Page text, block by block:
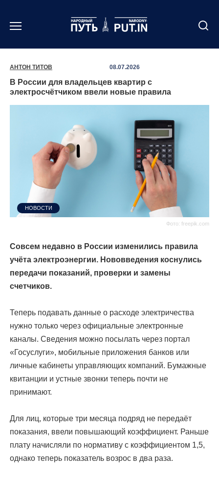
содержанию
АНТОН ТИТОВ 08.07.2026
В России для владельцев квартир с
электросчётчиком ввели новые правила
Фото: freepik.com
НОВОСТИ
Совсем недавно в России изменились правила
учёта электроэнергии. Нововведения коснулись
передачи показаний, проверки и замены
счетчиков.
Теперь подавать данные о расходе электричества
нужно только через официальные электронные
каналы. Сведения можно посылать через портал
«Госуслуги», мобильные приложения банков или
личные кабинеты управляющих компаний. Бумажные
квитанции и устные звонки теперь почти не
принимают.
Для лиц, которые три месяца подряд не передаёт
показания, ввели повышающий коэффициент. Раньше
плату начисляли по нормативу с коэффициентом 1,5,
однако теперь показатель возрос в два раза.